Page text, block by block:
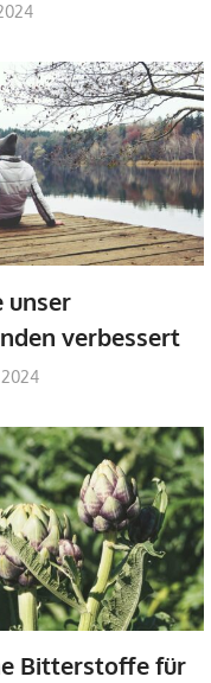
unser
verbessert
Bitterstoffe für